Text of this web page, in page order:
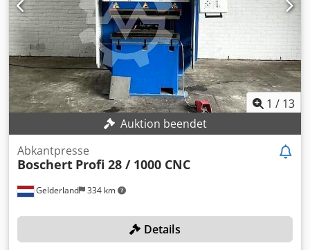
angegebene Preis versteht sich zzgl. Mehrwertsteuer
Mehrwertsteuer/Differenzbesteuerung: Mehrwertsteuer
abzugsfähig für Unternehmer Lieferung und
Inzahlungnahme jederzeit möglich für alles aus dem
Industriebereich Lukas van Rossum
1 / 13
Auktion beendet
Gelderland 334 km
Abkantpresse
Boschert Profi 28 / 1000 CNC
Details